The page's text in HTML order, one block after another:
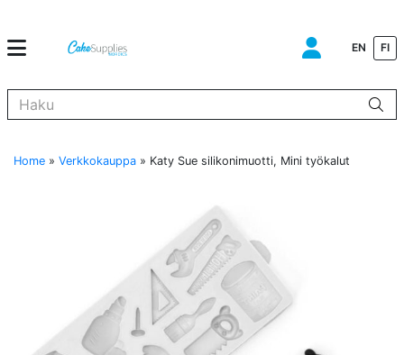
EN FI
Home » Verkkokauppa » Katy Sue silikonimuotti, Mini työkalut